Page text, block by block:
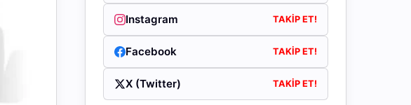
Instagram TAKIP ET!
Facebook TAKIP ET!
X (Twitter) TAKIP ET!